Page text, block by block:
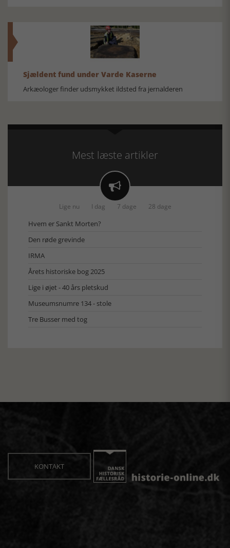
Sjældent fund under Varde Kaserne
Arkæologer finder udsmykket ildsted fra jernalderen
Mest læste artikler

Lige nu I dag 7 dage 28 dage
Hvem er Sankt Morten?
Den røde grevinde
IRMA
Årets historiske bog 2025
Lige i øjet - 40 års pletskud
Museumsnumre 134 - stole
Tre Busser med tog
KONTAKT